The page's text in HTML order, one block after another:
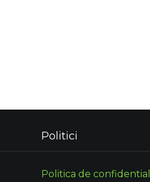
Politici
Politica de